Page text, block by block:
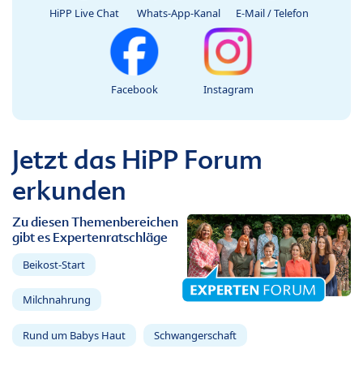
HiPP Live Chat Whats-App-Kanal E-Mail / Telefon
Facebook Instagram
Jetzt das HiPP Forum
erkunden
Zu diesen Themenbereichen
gibt es Expertenratschläge
Beikost-Start
Milchnahrung
Rund um Babys Haut Schwangerschaft